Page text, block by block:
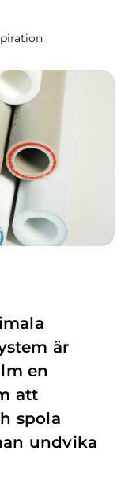
är
en
att
spola
undvika